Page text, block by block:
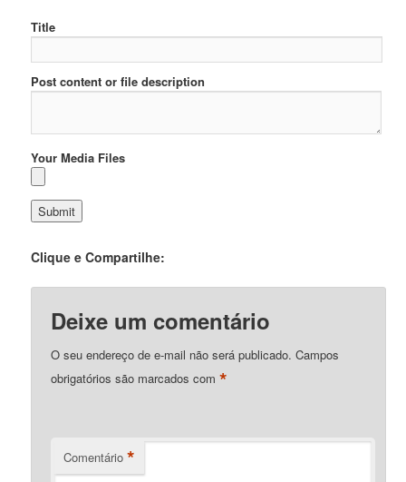
Title
Post content or file description
Your Media Files
Clique e Compartilhe:
Deixe um comentário
O seu endereço de e-mail não será publicado. Campos
obrigatórios são marcados com*
Comentário *